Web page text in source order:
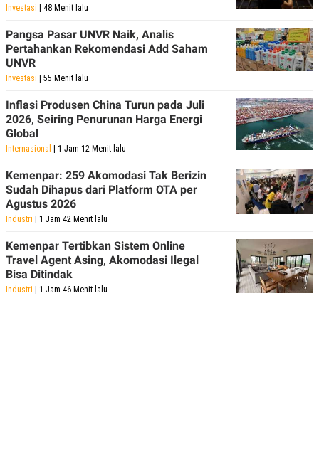
Investasi | 48 Menit lalu
Pangsa Pasar UNVR Naik, Analis
Pertahankan Rekomendasi Add Saham
UNVR
Investasi | 55 Menit lalu
Inflasi Produsen China Turun pada Juli
2026, Seiring Penurunan Harga Energi
Global
Internasional | 1 Jam 12 Menit lalu
Kemenpar: 259 Akomodasi Tak Berizin
Sudah Dihapus dari Platform OTA per
Agustus 2026
Industri | 1 Jam 42 Menit lalu
Kemenpar Tertibkan Sistem Online
Travel Agent Asing, Akomodasi Ilegal
Bisa Ditindak
Industri | 1 Jam 46 Menit lalu